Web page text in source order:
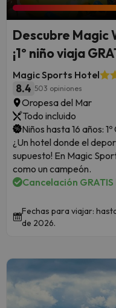
Descubre Magic
¡1º niño viaja
Magic Sports Hotel
8.4 503 opiniones
Oropesa del Mar
Todo incluido
Niños hasta 16 años:
¿Un hotel donde el
supuesto! En Magic
como un campeón.
Cancelación
Fechas para viajar:
de 2026.